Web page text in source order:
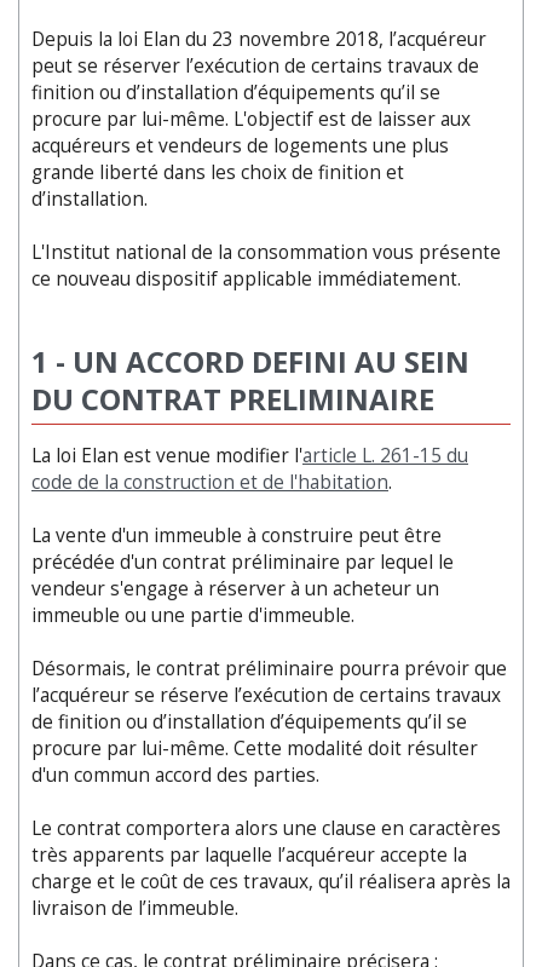
Depuis la loi Elan du 23 novembre 2018, l’acquéreur
peut se réserver l’exécution de certains travaux de
finition ou d’installation d’équipements qu’il se
procure par lui-même. L'objectif est de laisser aux
acquéreurs et vendeurs de logements une plus
grande liberté dans les choix de finition et
d’installation.
L'Institut national de la consommation vous présente
ce nouveau dispositif applicable immédiatement.
1 - UN ACCORD DEFINI AU SEIN
DU CONTRAT PRELIMINAIRE
La loi Elan est venue modifier l'article L. 261-15 du
code de la construction et de l'habitation.
La vente d'un immeuble à construire peut être
précédée d'un contrat préliminaire par lequel le
vendeur s'engage à réserver à un acheteur un
immeuble ou une partie d'immeuble.
Désormais, le contrat préliminaire pourra prévoir que
l’acquéreur se réserve l’exécution de certains travaux
de finition ou d’installation d’équipements qu’il se
procure par lui-même. Cette modalité doit résulter
d'un commun accord des parties.
Le contrat comportera alors une clause en caractères
très apparents par laquelle l’acquéreur accepte la
charge et le coût de ces travaux, qu’il réalisera après la
livraison de l’immeuble.
Dans ce cas, le contrat préliminaire précisera :